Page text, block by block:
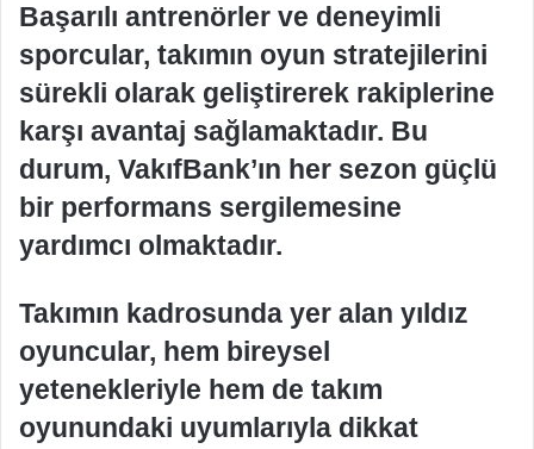
Başarılı antrenörler ve deneyimli
sporcular, takımın oyun stratejilerini
sürekli olarak geliştirerek rakiplerine
karşı avantaj sağlamaktadır. Bu
durum, VakıfBank’ın her sezon güçlü
bir performans sergilemesine
yardımcı olmaktadır.
Takımın kadrosunda yer alan yıldız
oyuncular, hem bireysel
yetenekleriyle hem de takım
oyunundaki uyumlarıyla dikkat